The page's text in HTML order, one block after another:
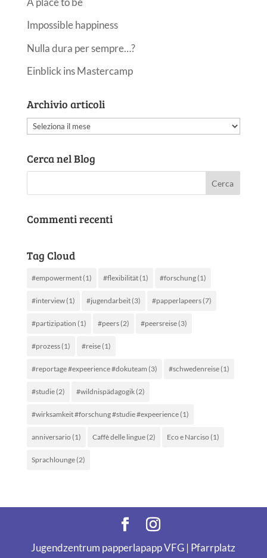
Impossible happiness
Nulla dura per sempre…?
Einblick ins Mastercamp
Archivio articoli
Archivio
Cerca nel Blog
Commenti recenti
Tag Cloud
#empowerment(1) #flexibilität(1) #forschung(1)
#interview(1) #jugendarbeit(3) #papperlapeers(7)
#partizipation (1) #peers(2) #peersreise(3)
#prozess(1) #reise(1)
#reportage #expeerience #dokuteam (3) #schwedenreise(1)
#studie(2) #wildnispädagogik(2)
#wirksamkeit #forschung #studie #expeerience(1)
anniversario (1) Caffè delle lingue(2) Eco e Narciso (1)
Sprachlounge(2)
Jugendzentrum papperlapapp VFG | Pfarrplatz